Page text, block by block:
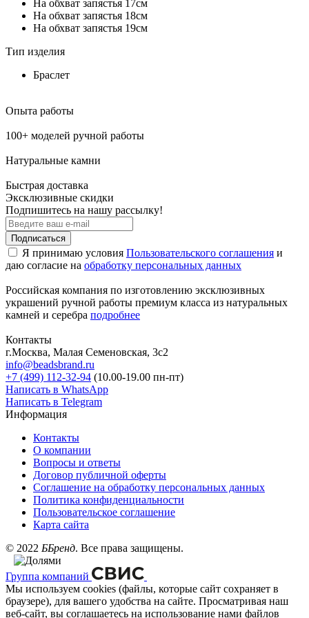
На обхват запястья 17см
На обхват запястья 18см
На обхват запястья 19см
Тип изделия
Браслет
Опыта работы
100+ моделей ручной работы
Натуральные камни
Быстрая доставка
Эксклюзивные скидки
Подпишитесь на нашу рассылку!
Подписаться
Я принимаю условия Пользовательского соглашения и
даю согласие на обработку персональных данных
Российская компания по изготовлению эксклюзивных
украшений ручной работы премиум класса из натуральных
камней и серебра подробнее
Контакты
г.Москва, Малая Семеновская, 3с2
info@beadsbrand.ru
+7 (499) 112-32-94 (10.00-19.00 пн-пт)
Написать в WhatsApp
Написать в Telegram
Информация
Контакты
О компании
Вопросы и ответы
Договор публичной оферты
Соглашение на обработку персональных данных
Политика конфиденциальности
Пользовательское соглашение
Карта сайта
© 2022 ББренд. Все права защищены.
Группа компаний
Мы используем cookies (файлы, которые сайт сохраняет в
браузере), для вашего удобства на сайте. Просматривая наш
веб-сайт, вы соглашаетесь на использование нами файлов